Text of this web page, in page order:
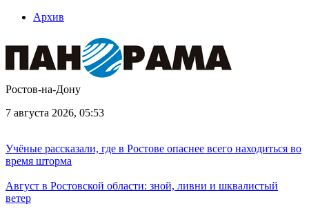
Архив
Ростов-на-Дону
7 августа 2026, 05:53
Учёные рассказали, где в Ростове опаснее всего находиться во
время шторма
Август в Ростовской области: зной, ливни и шквалистый
ветер